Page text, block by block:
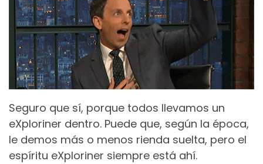
Seguro que sí, porque todos llevamos un
eXploriner dentro. Puede que, según la época,
le demos más o menos rienda suelta, pero el
espíritu eXploriner siempre está ahí.